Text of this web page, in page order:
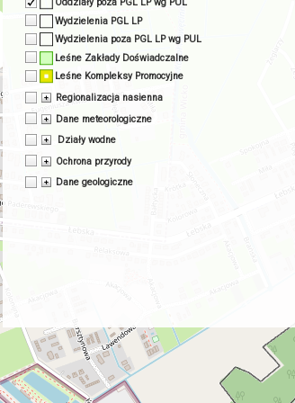
Oddziały poza PGL LP wg PUL
Wydzielenia PGL LP
Wydzielenia poza PGL LP wg PUL
Leśne Zakłady Doświadczalne
Leśne Kompleksy Promocyjne
Regionalizacja nasienna
Dane meteorologiczne
Działy wodne
Ochrona przyrody
Dane geologiczne